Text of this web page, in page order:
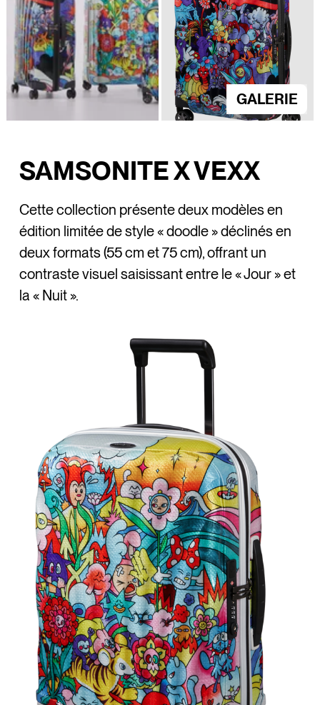
GALERIE
SAMSONITE X VEXX
Cette collection présente deux modèles en
édition limitée de style « doodle » déclinés en
deux formats (55 cm et 75 cm), offrant un
contraste visuel saisissant entre le « Jour » et
la « Nuit ».